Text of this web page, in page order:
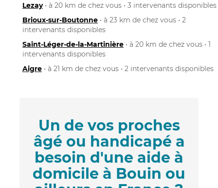
Lezay• à 20 km de chez vous • 3 intervenants disponibles
Brioux-sur-Boutonne • à 23 km de chez vous • 2
intervenants disponibles
Saint-Léger-de-la-Martinière • à 20 km de chez vous • 1
intervenants disponibles
Aigre • à 21 km de chez vous • 2 intervenants disponibles
Un de vos proches
âgé ou handicapé a
besoin d'une aide à
domicile à Bouin ou